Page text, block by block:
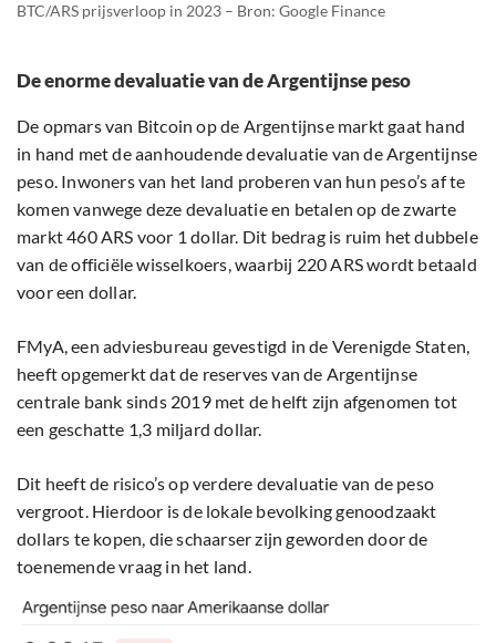
BTC/ARS prijsverloop in 2023 – Bron: Google Finance
De enorme devaluatie van de Argentijnse peso
De opmars van Bitcoin op de Argentijnse markt gaat hand
in hand met de aanhoudende devaluatie van de Argentijnse
peso. Inwoners van het land proberen van hun peso’s af te
komen vanwege deze devaluatie en betalen op de zwarte
markt 460 ARS voor 1 dollar. Dit bedrag is ruim het dubbele
van de officiële wisselkoers, waarbij 220 ARS wordt betaald
voor een dollar.
FMyA, een adviesbureau gevestigd in de Verenigde Staten,
heeft opgemerkt dat de reserves van de Argentijnse
centrale bank sinds 2019 met de helft zijn afgenomen tot
een geschatte 1,3 miljard dollar.
Dit heeft de risico’s op verdere devaluatie van de peso
vergroot. Hierdoor is de lokale bevolking genoodzaakt
dollars te kopen, die schaarser zijn geworden door de
toenemende vraag in het land.